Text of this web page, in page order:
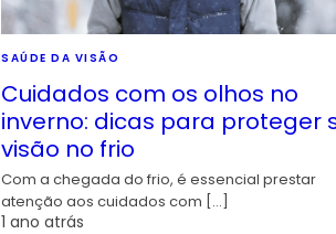
SAÚDE DA VISÃO
Cuidados com os olhos no
inverno: dicas para proteger
visão no frio
Com a chegada do frio, é essencial prestar
atenção aos cuidados com […]
1 ano atrás